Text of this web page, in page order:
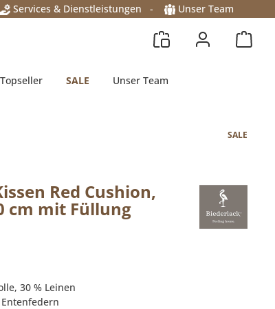
Services & Dienstleistungen - Unser Team
Topseller SALE Unser Team
SALE
Red Cushion,
cm mit Füllung
30 % Leinen